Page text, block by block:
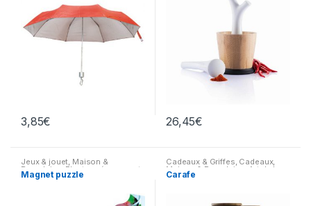
3,85€ 26,45€
Jeux & jouet, Maison &
Parapluies Electroménagers et
Cuisine
Magnet puzzle
Cadeaux & Griffes, Cadeaux,
Maison & Parapluies Art de la
table,Electroménagers et
Carafe